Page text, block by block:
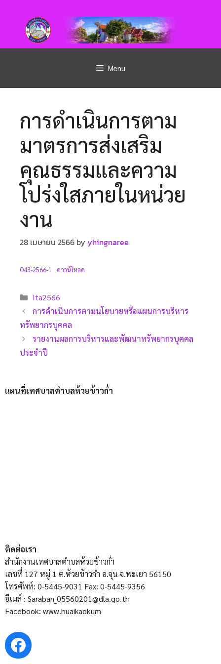
Menu
การดำเนินการตาม
มาตรการส่งเสริม
คุณธรรมและความ
โปร่งใสภายในหน่วย
งาน
28 เมษายน 2566 by yhingnaree
O43-2566-1 ดาวน์โหลด
Ita2566
การดำเนินการตามนโยบายหรือแผนการบริหาร
ทรัพยากรบุคคล
รายงานผลการบริหารและพัฒนาทรัพยากรบุคคล
ประจำปี
แผนที่เทศบาลตำบลห้วยข้าวก่ำ
ติดต่อเรา
สำนักงานเทศบาลตำบลห้วยข้าวก่ำ
เลขที่ 127 หมู่ 1 ต.ห้วยข้าวก่ำ อ.จุน จ.พะเยา 56150
โทรศัพท์: 0-5445-9031 Fax: 0-5445-9356
อีเมล์ : Saraban_05560201@dla.go.th
Facebook: www.huaikaokum